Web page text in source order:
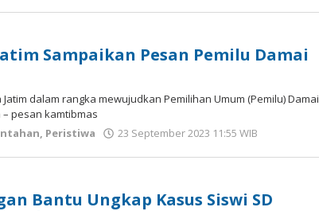
Sampaikan Pesan Pemilu Damai
dalam rangka mewujudkan Pemilihan Umum (Pemilu) Damai
pesan kamtibmas
, Peristiwa 23 September 2023 11:55 WIB
Bantu Ungkap Kasus Siswi SD